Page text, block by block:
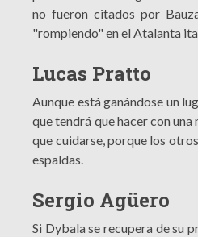
no fueron citados por
"rompiendo" en el Atalanta
Lucas Pratto
Aunque está ganándose un
que tendrá que hacer con
que cuidarse, porque los
espaldas.
Sergio Agüero
Si Dybala se recupera de su